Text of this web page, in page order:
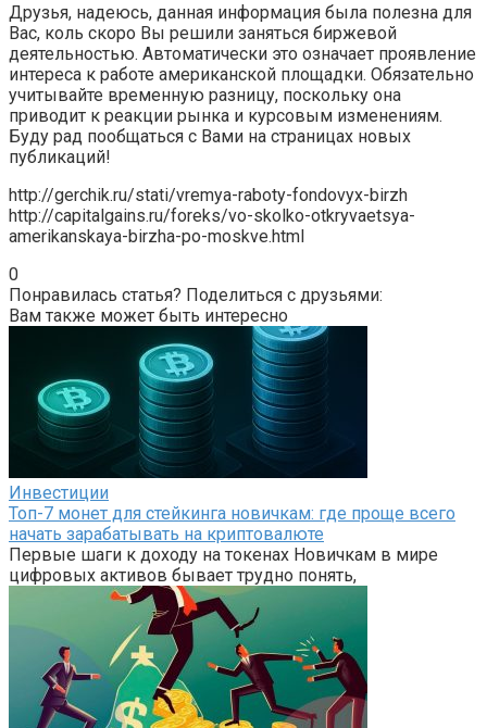
Друзья, надеюсь, данная информация была полезна для
Вас, коль скоро Вы решили заняться биржевой
деятельностью. Автоматически это означает проявление
интереса к работе американской площадки. Обязательно
учитывайте временную разницу, поскольку она
приводит к реакции рынка и курсовым изменениям.
Буду рад пообщаться с Вами на страницах новых
публикаций!
http://gerchik.ru/stati/vremya-raboty-fondovyx-birzh
http://capitalgains.ru/foreks/vo-skolko-otkryvaetsya-
amerikanskaya-birzha-po-moskve.html
0
Понравилась статья? Поделиться с друзьями:
Вам также может быть интересно
Инвестиции
Топ-7 монет для стейкинга новичкам: где проще всего
начать зарабатывать на криптовалюте
Первые шаги к доходу на токенах Новичкам в мире
цифровых активов бывает трудно понять,